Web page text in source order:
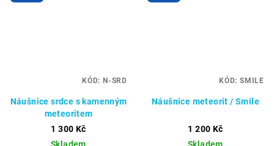
Náušnice srdce s kamenným
meteoritem
1 300 Kč
Skladem
KÓD: N-SRD
Náušnice meteorit / Smile
1 200 Kč
Skladem
KÓD: SMILE